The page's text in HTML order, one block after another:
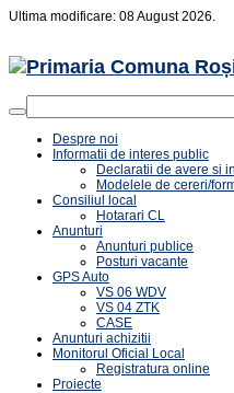
Ultima modificare: 08 August 2026.
Despre noi
Informatii de interes public
Declaratii de avere si
Modelele de cereri/
Consiliul local
Hotarari CL
Anunturi
Anunturi publice
Posturi vacante
GPS Auto
VS 06 WDV
VS 04 ZTK
CASE
Anunturi achizitii
Monitorul Oficial Local
Registratura online
Proiecte